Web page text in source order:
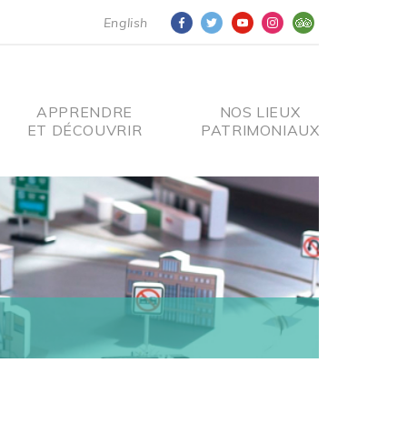
English
APPRENDRE
ET DÉCOUVRIR
NOS LIEUX
PATRIMONIAUX